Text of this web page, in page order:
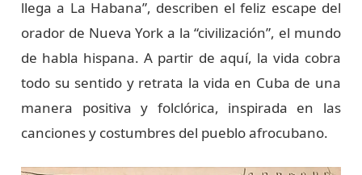
llega a La Habana”, describen el feliz escape del
orador de Nueva York a la “civilización”, el mundo
de habla hispana. A partir de aquí, la vida cobra
todo su sentido y retrata la vida en Cuba de una
manera positiva y folclórica, inspirada en las
canciones y costumbres del pueblo afrocubano.